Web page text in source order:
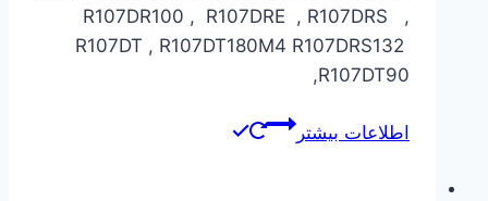
R107DR100 , R107DRE , R107DRS ,
R107DT , R107DT180M4 R107DRS132
,R107DT90
اطلاعات بیشتر